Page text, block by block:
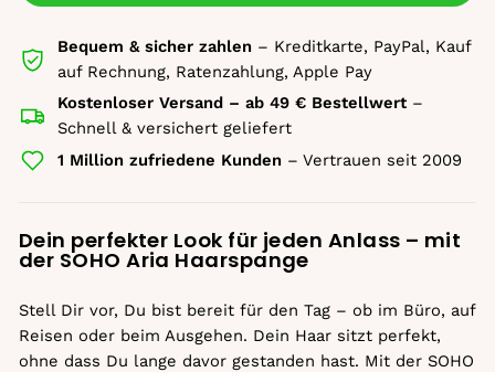
Bequem & sicher zahlen – Kreditkarte, PayPal, Kauf
auf Rechnung, Ratenzahlung, Apple Pay
Kostenloser Versand – ab 49 € Bestellwert –
Schnell & versichert geliefert
1 Million zufriedene Kunden – Vertrauen seit 2009
Dein perfekter Look für jeden Anlass – mit
der SOHO Aria Haarspange
Stell Dir vor, Du bist bereit für den Tag – ob im Büro, auf
Reisen oder beim Ausgehen. Dein Haar sitzt perfekt,
ohne dass Du lange davor gestanden hast. Mit der SOHO